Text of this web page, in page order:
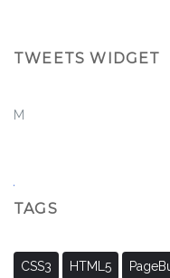
TWEETS WIDGET
M
TAGS
CSS3 HTML5